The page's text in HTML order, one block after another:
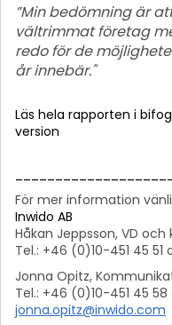
”Min bedömning är
vältrimmat företag
redo för de
år innebär."
Läs hela rapporten i
version
För mer information
Inwido AB
Håkan Jeppsson, VD
Tel.: +46 (0)10-451 45 51
Jonna Opitz,
Tel.: +46 (0)10-451 45 58
jonna.opitz@inwido.com